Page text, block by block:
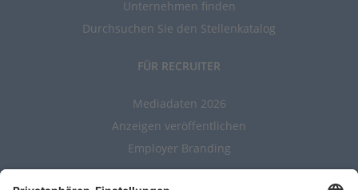
Unternehmen finden
Durchsuchen Sie den Stellenkatalog
FÜR RECRUITER
Mediadaten 2026
Anzeigen veröffentlichen
Employer Branding
ALLGEMEIN